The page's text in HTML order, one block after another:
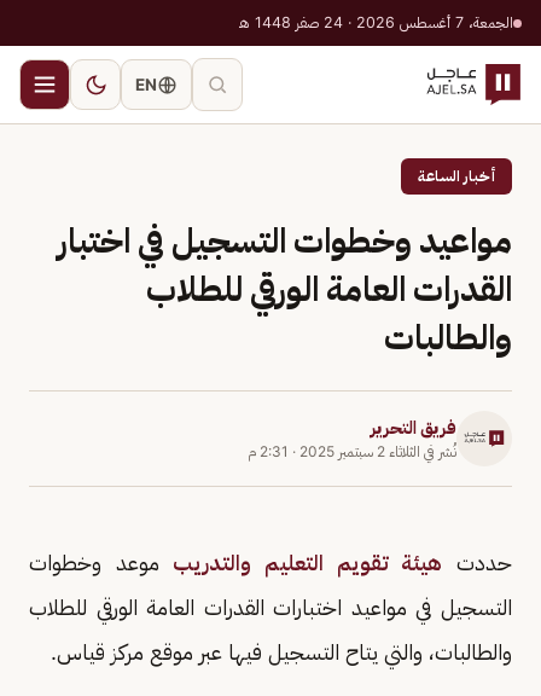
الجمعة، 7 أغسطس 2026 · 24 صفر 1448 هـ
EN
أخبار الساعة
مواعيد وخطوات التسجيل في اختبار
القدرات العامة الورقي للطلاب
والطالبات
فريق التحرير
نُشر في الثلاثاء 2 سبتمبر 2025 · 2:31 م
حددت هيئة تقويم التعليم والتدريب موعد وخطوات
التسجيل في مواعيد اختبارات القدرات العامة الورقي للطلاب
والطالبات، والتي يتاح التسجيل فيها عبر موقع مركز قياس.